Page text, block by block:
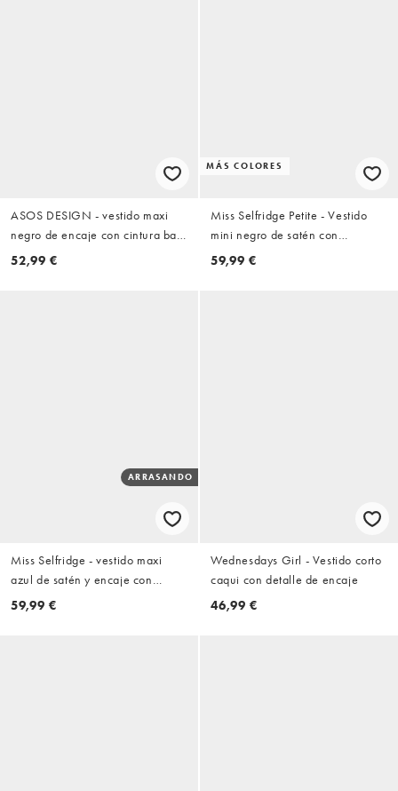
ASOS DESIGN - vestido maxi
negro de encaje con cintura baja
y cuello integrado
52,99 €
MÁS COLORES
Miss Selfridge Petite - Vestido
mini negro de satén con
inserciones de encaje y bajo en
59,99 €
ARRASANDO
Miss Selfridge - vestido maxi
azul de satén y encaje con
cuello de pico
59,99 €
Wednesdays Girl - Vestido corto
caqui con detalle de encaje
46,99 €